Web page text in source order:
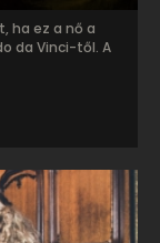
ha ez a nő a
da Vinci-től. A